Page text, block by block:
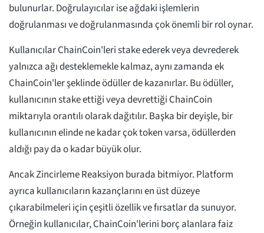
bulunurlar. Doğrulayıcılar ise ağdaki işlemlerin
doğrulanması ve doğrulanmasında çok önemli bir rol oynar.
Kullanıcılar ChainCoin'leri stake ederek veya devrederek
yalnızca ağı desteklemekle kalmaz, aynı zamanda ek
ChainCoin'ler şeklinde ödüller de kazanırlar. Bu ödüller,
kullanıcının stake ettiği veya devrettiği ChainCoin
miktarıyla orantılı olarak dağıtılır. Başka bir deyişle, bir
kullanıcının elinde ne kadar çok token varsa, ödüllerden
aldığı pay da o kadar büyük olur.
Ancak Zincirleme Reaksiyon burada bitmiyor. Platform
ayrıca kullanıcıların kazançlarını en üst düzeye
çıkarabilmeleri için çeşitli özellik ve fırsatlar da sunuyor.
Örneğin kullanıcılar, ChainCoin'lerini borç alanlara faiz